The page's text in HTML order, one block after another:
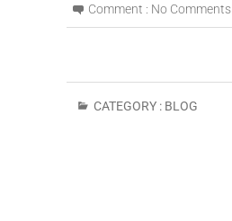
Comment : No Comments
CATEGORY : BLOG